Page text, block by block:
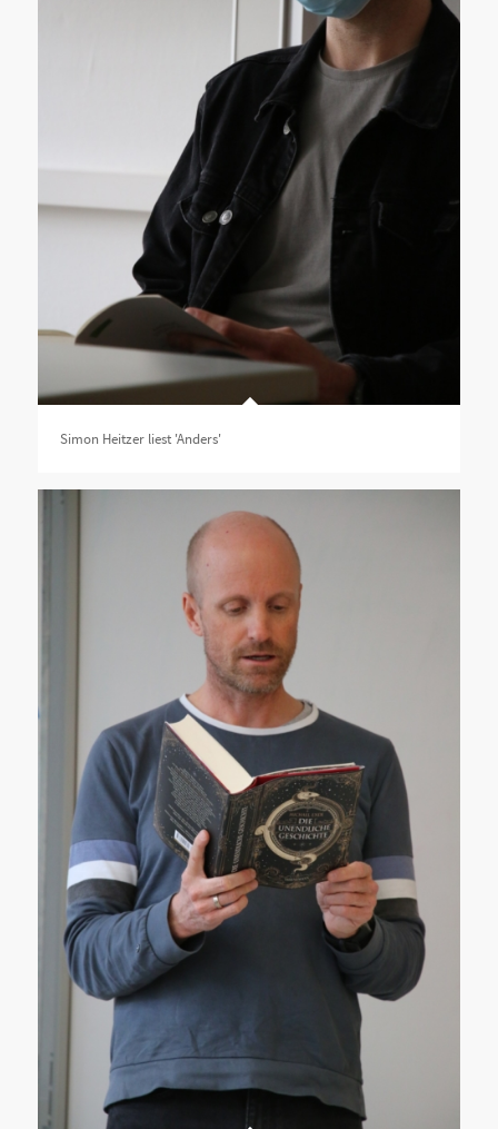
Simon Heitzer liest 'Anders'